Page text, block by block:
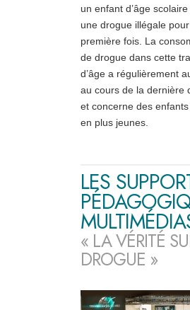
un enfant d’âge
une drogue illégale
première fois. La
de drogue dans cette
d’âge a régulièrement
au cours de la dernière
et concerne des
en plus jeunes.
LES
« LA VÉRITÉ
DROGUE »